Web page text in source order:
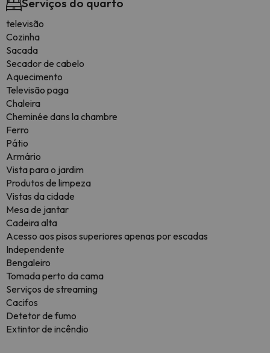
Serviços do quarto
televisão
Cozinha
Sacada
Secador de cabelo
Aquecimento
Televisão paga
Chaleira
Cheminée dans la chambre
Ferro
Pátio
Armário
Vista para o jardim
Produtos de limpeza
Vistas da cidade
Mesa de jantar
Cadeira alta
Acesso aos pisos superiores apenas por escadas
Independente
Bengaleiro
Tomada perto da cama
Serviços de streaming
Cacifos
Detetor de fumo
Extintor de incêndio